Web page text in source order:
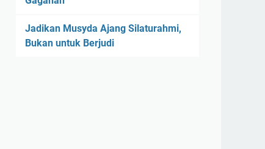
Jadikan Musyda Ajang Silaturahmi,
Bukan untuk Berjudi